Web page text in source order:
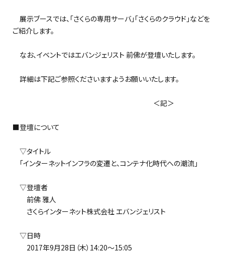
展示ブースでは、「さくらの専用サーバ」「さくらのクラウド」などを
ご紹介します。
なお、イベントではエバンジェリスト 前佛が登壇いたします。
詳細は下記ご参照くださいますようお願いいたします。
＜記＞
■登壇について
▽タイトル
「インターネットインフラの変遷と、コンテナ化時代への潮流」
▽登壇者
前佛 雅人
さくらインターネット株式会社 エバンジェリスト
▽日時
2017年9月28日（木）14:20～15:05